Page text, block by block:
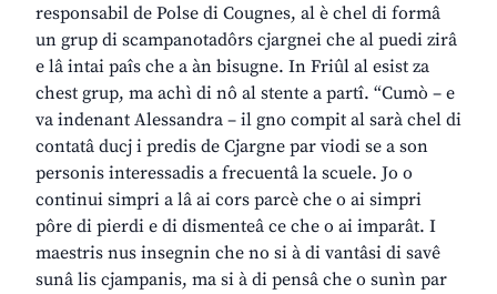
responsabil de Polse di Cougnes, al è chel di formâ
un grup di scampanotadôrs cjargnei che al puedi zirâ
e lâ intai paîs che a àn bisugne. In Friûl al esist za
chest grup, ma achì di nô al stente a partî. “Cumò – e
va indenant Alessandra – il gno compit al sarà chel di
contatâ ducj i predis de Cjargne par viodi se a son
personis interessadis a frecuentâ la scuele. Jo o
continui simpri a lâ ai cors parcè che o ai simpri
pôre di pierdi e di dismenteâ ce che o ai imparât. I
maestris nus insegnin che no si à di vantâsi di savê
sunâ lis cjampanis, ma si à di pensâ che o sunìn par